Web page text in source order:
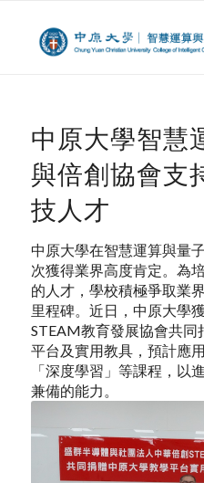
中原大學智慧
與倍創協會支
技人才
中原大學在智慧運算與量
次獲得業界高度肯定。為
的人才，學校積極爭取業
里程碑。近日，中原大學
STEAM教育發展協會共同
平台及實用教具，預計應
「深度學習」等課程，以
兼備的能力。